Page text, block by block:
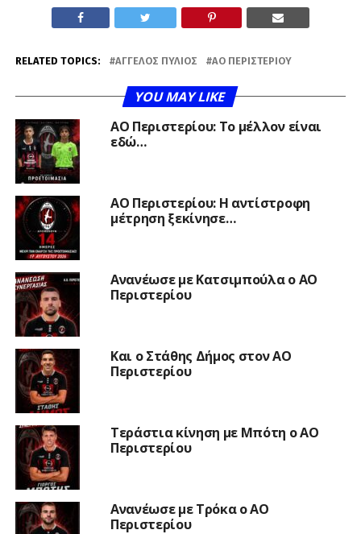
RELATED TOPICS: ΆΓΓΕΛΟΣ ΠΎΛΙΟΣ ΑΟ ΠΕΡΙΣΤΕΡΊΟΥ
YOU MAY LIKE
ΑΟ Περιστερίου: Το μέλλον είναι
εδώ…
ΑΟ Περιστερίου: Η αντίστροφη
μέτρηση ξεκίνησε…
Ανανέωσε με Κατσιμπούλα ο ΑΟ
Περιστερίου
Και ο Στάθης Δήμος στον ΑΟ
Περιστερίου
Τεράστια κίνηση με Μπότη ο ΑΟ
Περιστερίου
Ανανέωσε με Τρόκα ο ΑΟ
Περιστερίου